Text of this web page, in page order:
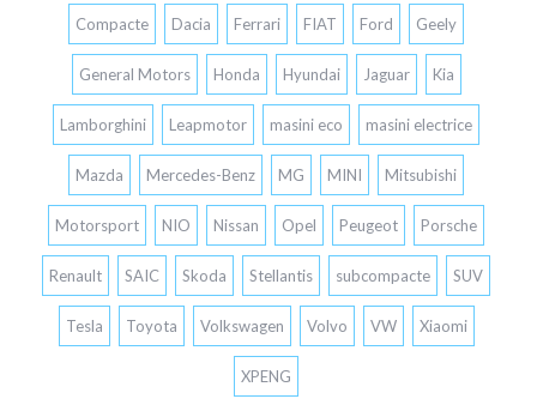
Compacte Dacia Ferrari FIAT Ford Geely
General Motors Honda Hyundai Jaguar Kia
Lamborghini Leapmotor masini eco masini electrice
Mazda Mercedes-Benz MG MINI Mitsubishi
Motorsport NIO Nissan Opel Peugeot Porsche
Renault SAIC Skoda Stellantis subcompacte SUV
Tesla Toyota Volkswagen Volvo VW Xiaomi
XPENG